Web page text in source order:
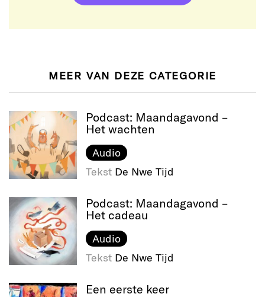
MEER VAN DEZE CATEGORIE
Podcast: Maandagavond –
Het wachten
Audio
Tekst De Nwe Tijd
Podcast: Maandagavond –
Het cadeau
Audio
Tekst De Nwe Tijd
Een eerste keer